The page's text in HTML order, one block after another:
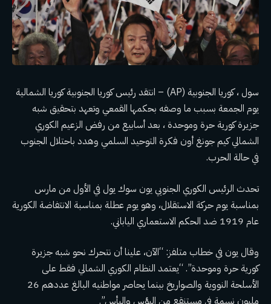
سول ، كوريا الجنوبية (AP) – انتقد رئيس كوريا الجنوبية كوريا الشمالية
يوم الجمعة بسبب ما وصفه بحكمها القمعي وتعهد بتحقيق شبه
جزيرة كورية حرة وموحدة ، بعد أسابيع من رفض الزعيم الكوري
الشمالي كيم جونغ أون فكرة التوحيد السلمي وهدد باحتلال الجنوب
في حالة الحرب.
تحدث الرئيس الكوري الجنوبي يون سوك يول في الأول من مارس
بمناسبة يوم حركة الاستقلال، وهو يوم عطلة بمناسبة الانتفاضة الكورية
عام 1919 ضد الحكم الاستعماري الياباني.
وقال يون في خطاب متلفز: “الآن، علينا أن نتحرك نحو شبه جزيرة
كورية حرة وموحدة”. “يعتمد النظام الكوري الشمالي فقط على
الأسلحة النووية والصواريخ بينما يحاصر مواطنيه البالغ عددهم 26